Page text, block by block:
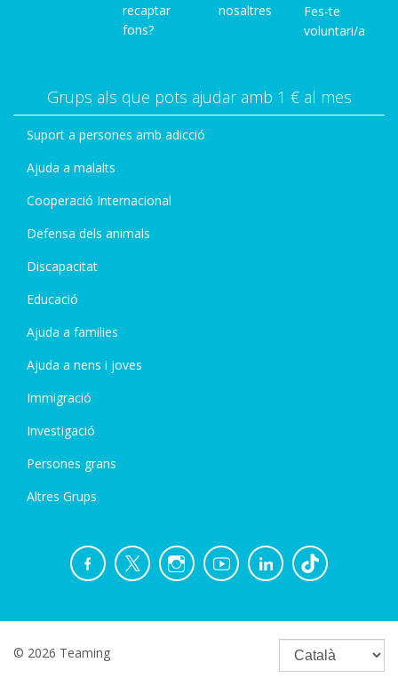
recaptar
fons?
nosaltres
Fes-te
voluntari/a
Grups als que pots ajudar amb 1 € al mes
Suport a persones amb adicció
Ajuda a malalts
Cooperació Internacional
Defensa dels animals
Discapacitat
Educació
Ajuda a families
Ajuda a nens i joves
Immigració
Investigació
Persones grans
Altres Grups
© 2026 Teaming